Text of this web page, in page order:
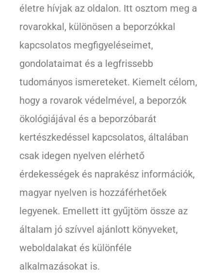
életre hívjak az oldalon. Itt osztom meg a
rovarokkal, különösen a beporzókkal
kapcsolatos megfigyeléseimet,
gondolataimat és a legfrissebb
tudományos ismereteket. Kiemelt célom,
hogy a rovarok védelmével, a beporzók
ökológiájával és a beporzóbarát
kertészkedéssel kapcsolatos, általában
csak idegen nyelven elérhető
érdekességek és naprakész információk,
magyar nyelven is hozzáférhetőek
legyenek. Emellett itt gyűjtöm össze az
általam jó szívvel ajánlott könyveket,
weboldalakat és különféle
alkalmazásokat is.